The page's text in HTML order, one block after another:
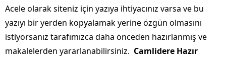
Acele olarak siteniz için yazıya ihtiyacınız varsa ve bu
yazıyı bir yerden kopyalamak yerine özgün olmasını
istiyorsanız tarafımızca daha önceden hazırlanmış ve
makalelerden yararlanabilirsiniz. Camlidere Hazır